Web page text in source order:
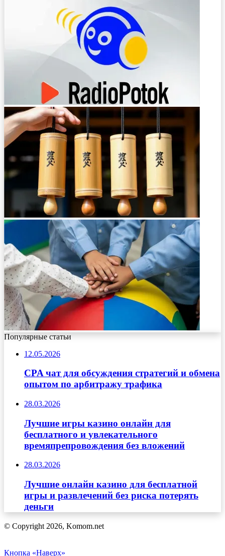
Популярные статьи
12.05.2026
CPA чат для обсуждения стратегий и обмена
опытом по арбитражу трафика
28.03.2026
Лучшие игры казино онлайн для
бесплатного и увлекательного
времяпрепровождения без вложений
28.03.2026
Лучшие онлайн казино для бесплатной
игры и развлечений без риска потерять
деньги
© Copyright 2026, Komom.net
Кнопка «Наверх»